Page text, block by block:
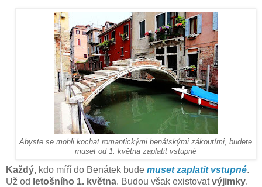
Abyste se mohli kochat romantickými benátskými zákoutími, budete
muset od 1. května zaplatit vstupné
Každý, kdo míří do Benátek bude muset zaplatit vstupné.
Už od letošního 1. května. Budou však existovatvýjimky.